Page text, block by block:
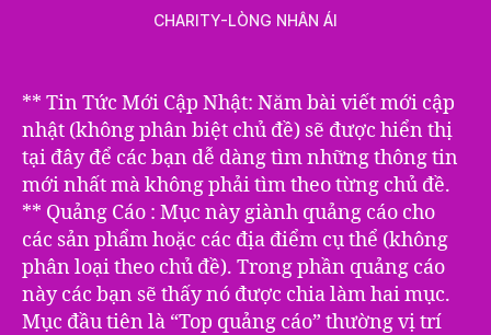
CHARITY-LÒNG NHÂN ÁI
** Tin Tức Mới Cập Nhật: Năm bài viết mới cập
nhật (không phân biệt chủ đề) sẽ được hiển thị
tại đây để các bạn dễ dàng tìm những thông tin
mới nhất mà không phải tìm theo từng chủ đề.
** Quảng Cáo : Mục này giành quảng cáo cho
các sản phẩm hoặc các địa điểm cụ thể (không
phân loại theo chủ đề). Trong phần quảng cáo
này các bạn sẽ thấy nó được chia làm hai mục.
Mục đầu tiên là “Top quảng cáo” thường vị trí